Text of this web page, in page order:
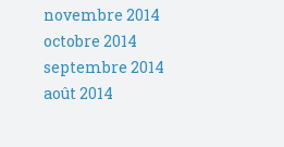
novembre 2014
octobre 2014
septembre 2014
août 2014